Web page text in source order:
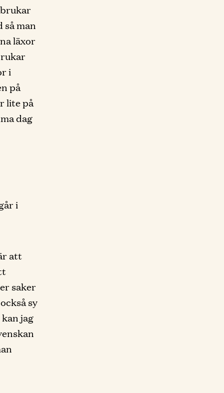
man
läxor
i
på
lite på
dag
i
att
saker
sy
jag